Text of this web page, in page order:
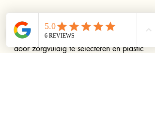
We streven ernaar om duurzaam in te
kopen en te verzenden. Dit doen we
door zorgvuldig te selecteren en plastic